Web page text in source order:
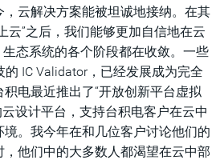
云解决方案能被坦诚地接纳。在其
云”之后，我们能够更加自信地在云
态系统的各个阶段都在收敛。一些
的 IC Validator，已经发展成为完全
电最近推出了“开放创新平台虚拟
云设计平台，支持台积电客户在云中
。我今年在和几位客户讨论他们的
他们中的大多数人都渴望在云中部